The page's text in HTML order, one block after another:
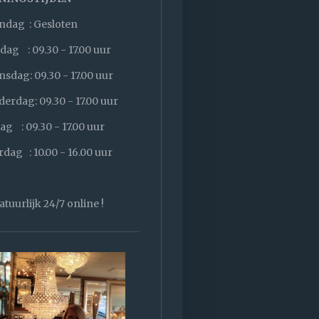
: Gesloten
: 09.30 - 17.00 uur
09.30 - 17.00 uur
09.30 - 17.00 uur
: 09.30 - 17.00 uur
: 10.00 - 16.00 uur
24/7 online !